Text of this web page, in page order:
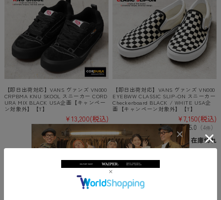
【即日出荷対応】VANS ヴァンズ VN000
CRPBMA KNU SKOOL スニーカー CORD
URA MIX BLACK USA企画【キャンペー
ン対象外】【T】
¥13,200(税込)
在庫切れ
【即日出荷対応】VANS ヴァンズ VN000
EYEBWW CLASSIC SLIP-ON スニーカー
Checkerboard BLACK / WHITE USA企
画【キャンペーン対象外】【T】
¥7,150(税込)
5.0 （4件）
在庫切れ